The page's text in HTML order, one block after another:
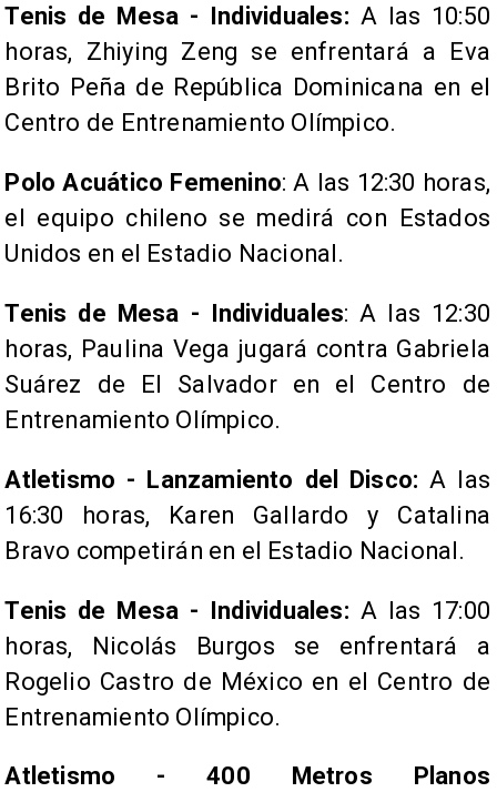
Tenis de Mesa - Individuales: A las 10:50
horas, Zhiying Zeng se enfrentará a Eva
Brito Peña de República Dominicana en el
Centro de Entrenamiento Olímpico.
Polo Acuático Femenino: A las 12:30 horas,
el equipo chileno se medirá con Estados
Unidos en el Estadio Nacional.
Tenis de Mesa - Individuales: A las 12:30
horas, Paulina Vega jugará contra Gabriela
Suárez de El Salvador en el Centro de
Entrenamiento Olímpico.
Atletismo - Lanzamiento del Disco: A las
16:30 horas, Karen Gallardo y Catalina
Bravo competirán en el Estadio Nacional.
Tenis de Mesa - Individuales: A las 17:00
horas, Nicolás Burgos se enfrentará a
Rogelio Castro de México en el Centro de
Entrenamiento Olímpico.
Atletismo - 400 Metros Planos